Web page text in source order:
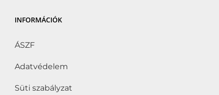
INFORMÁCIÓK
ÁSZF
Adatvédelem
Süti szabályzat